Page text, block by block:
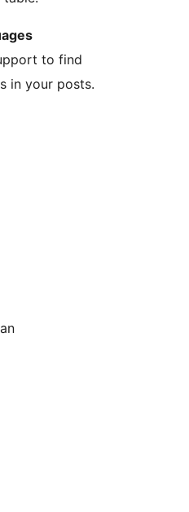
to find
in your posts.